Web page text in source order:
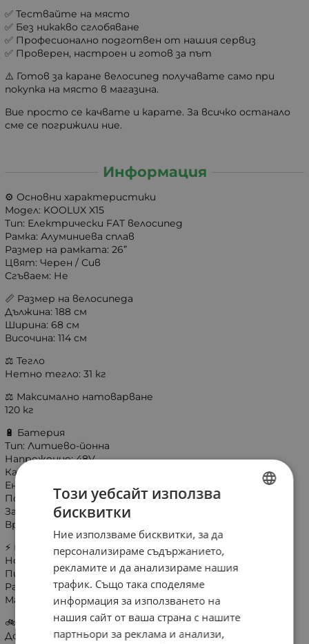
✅ Тествайте на място
✅ Без никакво сглобяване
✅ Професионално подготвен от нашия сервиз
✅ Проверен, настроен и готов за път
⚠️ Готов за каране велосипед получавате само при
покупка на място в магазина.
Вие просто се качвате и карате. За всичко останало
сме се погрижили ние.
Информация
⚙️ Основни характеристики
Модел: KOOLUX X15
Тип: Електрически FAT велосипед
Рамка: Алуминиева сплав
Размер на рамката: 26”
Цвят: Черен / Сив
Сгъваем: Не
📏 Размер на велосипеда
Дължина: 188 см
Ширина: 68 см
Височина: 114 см
⚖️ Тегло
Нетно тегло: 31 кг
⚖️ Максимално натоварване
120 кг
🔋 Батерия
Тип: Литиево-йонна
Напрежение: 48V
Капацитет: 15.6Ah
Енергия: 748.8 Wh
Подвижна батерия: Да
Заключване с ключ: Да
Време за зареждане: 5–6 часа
⚡ Мотор
Номинална мощност: 250W
Пикова мощност: 750W
Разположение: Задна главина
Максимална скорост: 25 km/h (EU настройка)
🚲 Пробег
До 60-90 км с Pedal Assist (PAS)
Този уебсайт използва
бисквитки
Ние използваме бисквитки, за да
персонализираме съдържанието,
рекламите и да анализираме нашия
трафик. Също така споделяме
информация за използването на
нашия сайт от ваша страна с нашите
партньори за реклама и анализи,